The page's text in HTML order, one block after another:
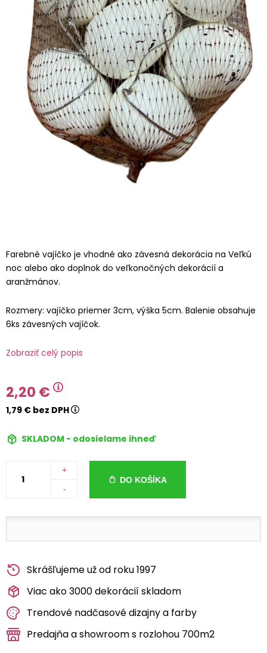
Farebné vajíčko je vhodné ako závesná dekorácia na Veľkú
noc alebo ako doplnok do veľkonočných dekorácií a
aranžmánov.
Rozmery: vajíčko priemer 3cm, výška 5cm. Balenie obsahuje
6ks závesných vajíčok.
Zobraziť celý popis
2,20 €
1,79 € bez DPH
SKLADOM - odosielame ihneď
+
-
DO KOŠÍKA
Skrášľujeme už od roku 1997
Viac ako 3000 dekorácií skladom
Trendové nadčasové dizajny a farby
Predajňa a showroom s rozlohou 700m2